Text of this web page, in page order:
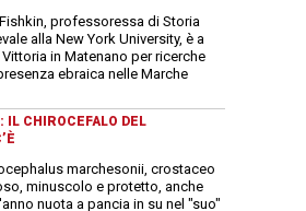
professoressa di Storia
alla New York University, è a
Vittoria in Matenano per ricerche
ebraica nelle Marche
IL CHIROCEFALO DEL
marchesonii, crostaceo
minuscolo e protetto, anche
nuota a pancia in su nel "suo"